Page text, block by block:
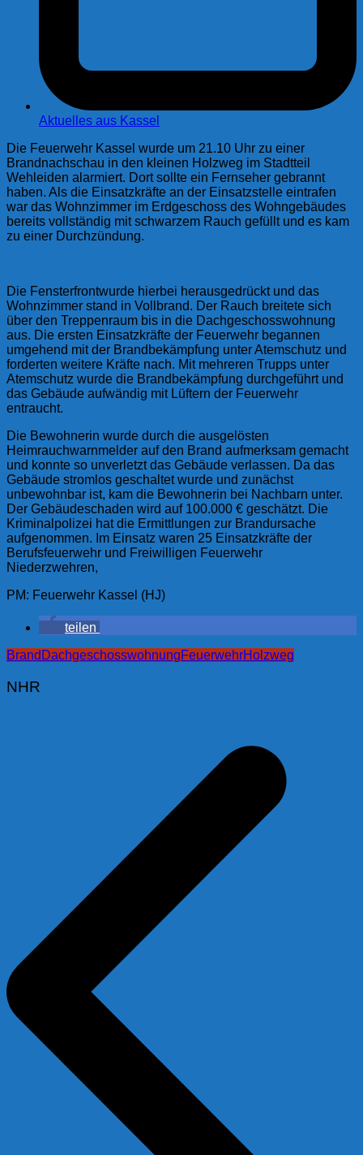
Aktuelles aus Kassel
Die Feuerwehr Kassel wurde um 21.10 Uhr zu einer
Brandnachschau in den kleinen Holzweg im Stadtteil
Wehleiden alarmiert. Dort sollte ein Fernseher gebrannt
haben. Als die Einsatzkräfte an der Einsatzstelle eintrafen
war das Wohnzimmer im Erdgeschoss des Wohngebäudes
bereits vollständig mit schwarzem Rauch gefüllt und es kam
zu einer Durchzündung.
Die Fensterfrontwurde hierbei herausgedrückt und das
Wohnzimmer stand in Vollbrand. Der Rauch breitete sich
über den Treppenraum bis in die Dachgeschosswohnung
aus. Die ersten Einsatzkräfte der Feuerwehr begannen
umgehend mit der Brandbekämpfung unter Atemschutz und
forderten weitere Kräfte nach. Mit mehreren Trupps unter
Atemschutz wurde die Brandbekämpfung durchgeführt und
das Gebäude aufwändig mit Lüftern der Feuerwehr
entraucht.
Die Bewohnerin wurde durch die ausgelösten
Heimrauchwarnmelder auf den Brand aufmerksam gemacht
und konnte so unverletzt das Gebäude verlassen. Da das
Gebäude stromlos geschaltet wurde und zunächst
unbewohnbar ist, kam die Bewohnerin bei Nachbarn unter.
Der Gebäudeschaden wird auf 100.000 € geschätzt. Die
Kriminalpolizei hat die Ermittlungen zur Brandursache
aufgenommen. Im Einsatz waren 25 Einsatzkräfte der
Berufsfeuerwehr und Freiwilligen Feuerwehr
Niederzwehren,
PM: Feuerwehr Kassel (HJ)
teilen
Brand DachgeschosswohnungFeuerwehrHolzweg
NHR